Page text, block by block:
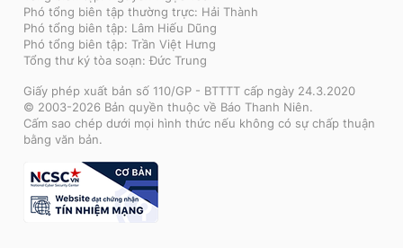
Phó tổng biên tập thường trực: Hải Thành
Phó tổng biên tập: Lâm Hiếu Dũng
Phó tổng biên tập: Trần Việt Hưng
Tổng thư ký tòa soạn: Đức Trung
Giấy phép xuất bản số 110/GP - BTTTT cấp ngày 24.3.2020
© 2003-2026 Bản quyền thuộc về Báo Thanh Niên.
Cấm sao chép dưới mọi hình thức nếu không có sự chấp thuận
bằng văn bản.